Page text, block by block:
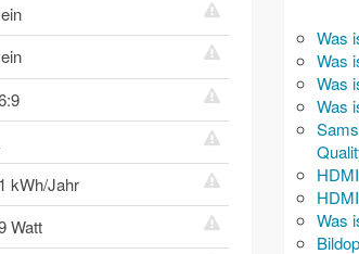
kWh/Jahr
Watt
Was
Was
Was
Was
HDMI
Was